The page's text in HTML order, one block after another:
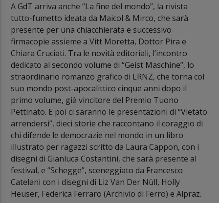
A GdT arriva anche “La fine del mondo”, la rivista
tutto-fumetto ideata da Maicol & Mirco, che sarà
presente per una chiacchierata e successivo
firmacopie assieme a Vitt Moretta, Dottor Pira e
Chiara Cruciati. Tra le novità editoriali, l’incontro
dedicato al secondo volume di “Geist Maschine”, lo
straordinario romanzo grafico di LRNZ, che torna col
suo mondo post-apocalittico cinque anni dopo il
primo volume, già vincitore del Premio Tuono
Pettinato. E poi ci saranno le presentazioni di “Vietato
arrendersi”, dieci storie che raccontano il coraggio di
chi difende le democrazie nel mondo in un libro
illustrato per ragazzi scritto da Laura Cappon, con i
disegni di Gianluca Costantini, che sarà presente al
festival, e “Schegge”, sceneggiato da Francesco
Catelani con i disegni di Liz Van Der Nüll, Holly
Heuser, Federica Ferraro (Archivio di Ferro) e Alpraz.